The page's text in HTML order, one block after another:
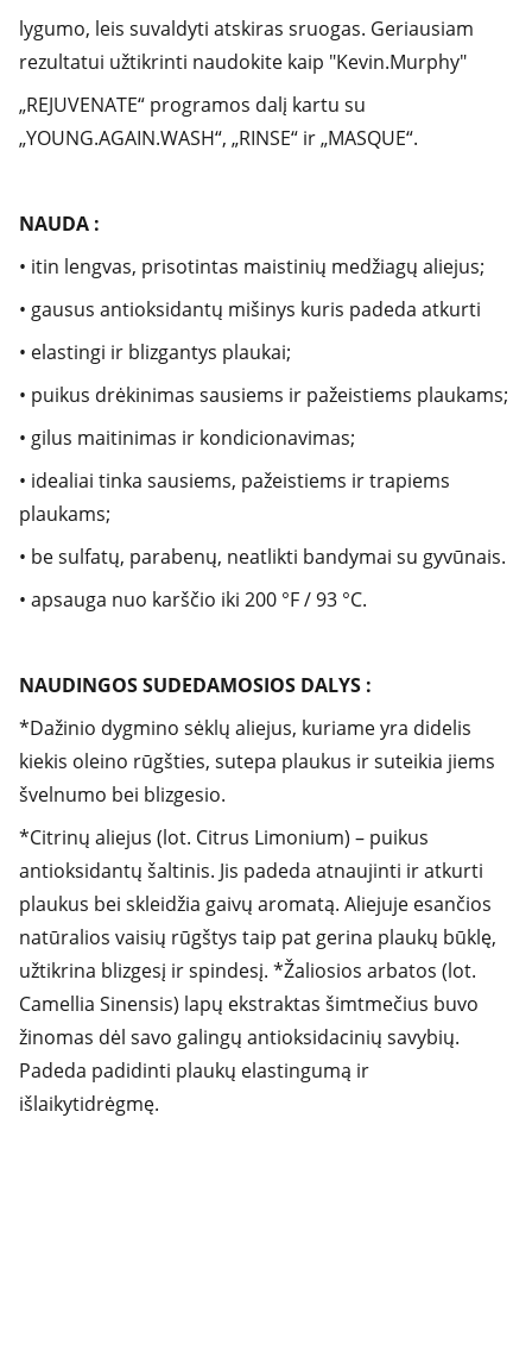
lygumo, leis suvaldyti atskiras sruogas. Geriausiam
rezultatui užtikrinti naudokite kaip "Kevin.Murphy"
„REJUVENATE“ programos dalį kartu su
„YOUNG.AGAIN.WASH“, „RINSE“ ir „MASQUE“.
NAUDA :
• itin lengvas, prisotintas maistinių medžiagų aliejus;
• gausus antioksidantų mišinys kuris padeda atkurti
• elastingi ir blizgantys plaukai;
• puikus drėkinimas sausiems ir pažeistiems plaukams;
• gilus maitinimas ir kondicionavimas;
• idealiai tinka sausiems, pažeistiems ir trapiems
plaukams;
• be sulfatų, parabenų, neatlikti bandymai su gyvūnais.
• apsauga nuo karščio iki 200 °F / 93 °C.
NAUDINGOS SUDEDAMOSIOS DALYS :
*Dažinio dygmino sėklų aliejus, kuriame yra didelis
kiekis oleino rūgšties, sutepa plaukus ir suteikia jiems
švelnumo bei blizgesio.
*Citrinų aliejus (lot. Citrus Limonium) – puikus
antioksidantų šaltinis. Jis padeda atnaujinti ir atkurti
plaukus bei skleidžia gaivų aromatą. Aliejuje esančios
natūralios vaisių rūgštys taip pat gerina plaukų būklę,
užtikrina blizgesį ir spindesį. *Žaliosios arbatos (lot.
Camellia Sinensis) lapų ekstraktas šimtmečius buvo
žinomas dėl savo galingų antioksidacinių savybių.
Padeda padidinti plaukų elastingumą ir
išlaikytidrėgmę.